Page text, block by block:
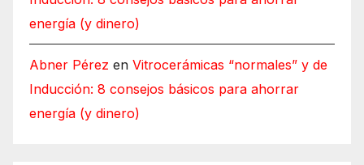
energía (y dinero)
Abner Pérez en Vitrocerámicas “normales” y de
Inducción: 8 consejos básicos para ahorrar
energía (y dinero)